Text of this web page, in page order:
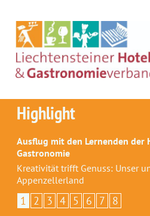
Highlight
Ausflug mit den Lernenden der
Gastronomie
Kreativität trifft Genuss: Unser
Appenzellerland
1 2 3 4 5 6 7 8